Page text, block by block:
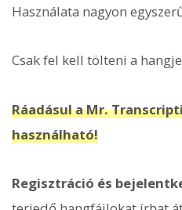
Használata nagyon
Csak fel kell tölteni a
Ráadásul a Mr.
használható!
Regisztráció és